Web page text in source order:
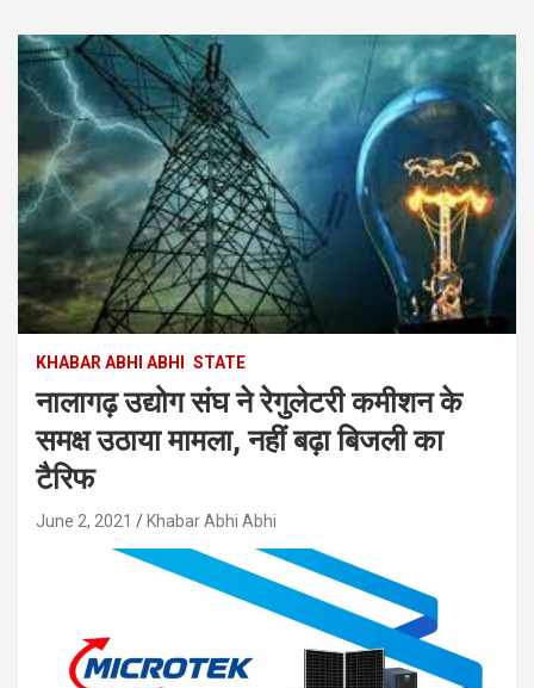
KHABAR ABHI ABHI STATE
नालागढ़ उद्योग संघ ने रेगुलेटरी कमीशन के
समक्ष उठाया मामला, नहीं बढ़ा बिजली का
टैरिफ
June 2, 2021 Khabar Abhi Abhi